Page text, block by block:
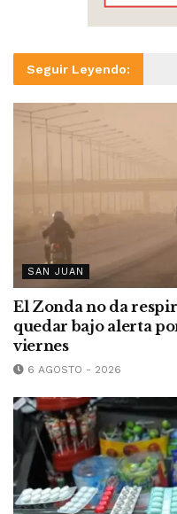
Seguir Leyendo:
SAN JUAN
El Zonda no da
quedar bajo alerta
viernes
6 AGOSTO - 2026